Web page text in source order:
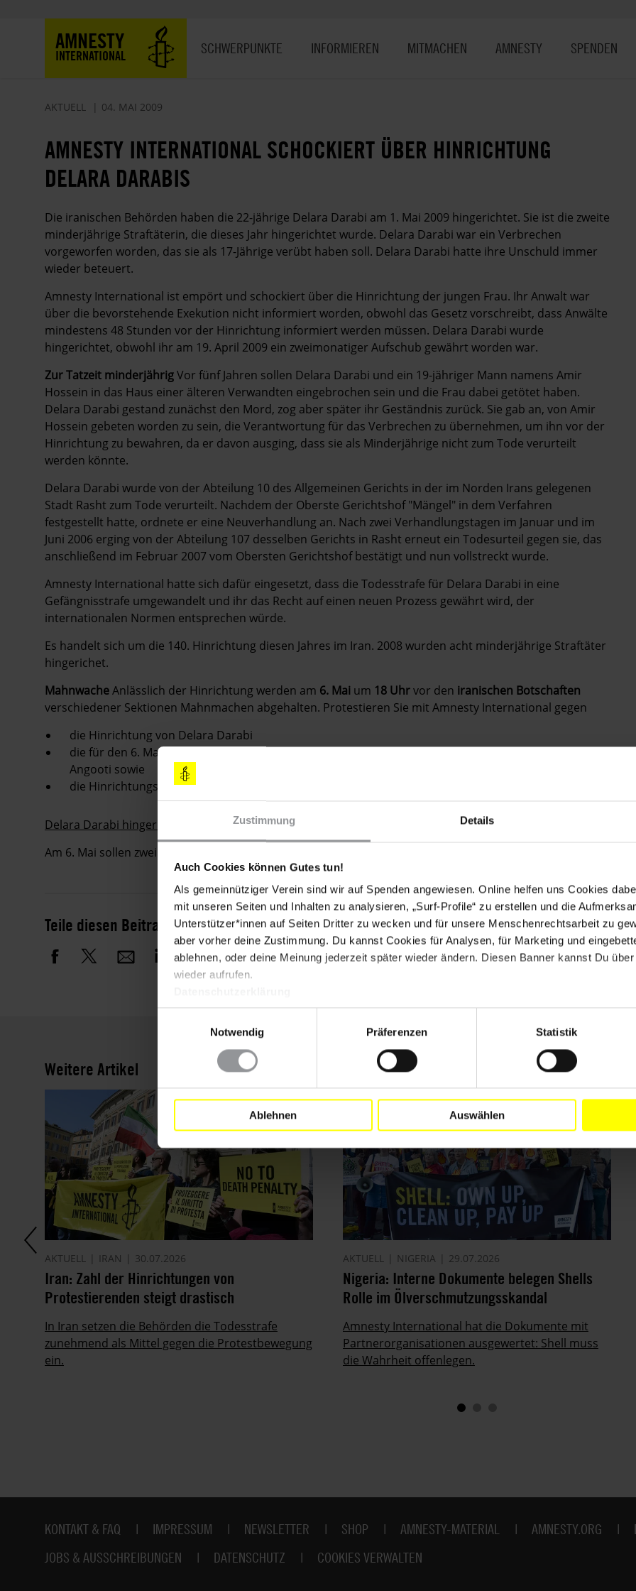
Zustimmung Details
Auch Cookies können Gutes tun!
Als gemeinnütziger Verein sind wir auf Spenden angewiesen. Online helfen uns Cookies
mit unseren Seiten und Inhalten zu analysieren, „Surf-Profile“ zu erstellen und die
Unterstützer*innen auf Seiten Dritter zu wecken und für unsere Menschenrechtsarbeit zu
aber vorher deine Zustimmung. Du kannst Cookies für Analysen, für Marketing und
ablehnen, oder deine Meinung jederzeit später wieder ändern. Diesen Banner kannst Du
wieder aufrufen.
Notwendig
Präferenzen Statistik
Ablehnen Auswählen
AMNESTY
INTERNATIONAL SCHWERPUNKTE INFORMIEREN MITMACHEN AMNESTY SPENDEN
AKTUELL 04. MAI 2009
AMNESTY INTERNATIONAL SCHOCKIERT ÜBER HINRICHTUNG
DELARA DARABIS
Die iranischen Behörden haben die 22-jährige Delara Darabi am 1. Mai 2009 hingerichtet. Sie ist die zweite
minderjährige Straftäterin, die dieses Jahr hingerichtet wurde. Delara Darabi war ein Verbrechen
vorgeworfen worden, das sie als 17-Jährige verübt haben soll. Delara Darabi hatte ihre Unschuld immer
wieder beteuert.
Amnesty International ist empört und schockiert über die Hinrichtung der jungen Frau. Ihr Anwalt war
über die bevorstehende Exekution nicht informiert worden, obwohl das Gesetz vorschreibt, dass Anwälte
mindestens 48 Stunden vor der Hinrichtung informiert werden müssen. Delara Darabi wurde
hingerichtet, obwohl ihr am 19. April 2009 ein zweimonatiger Aufschub gewährt worden war.
Zur Tatzeit minderjährigVor fünf Jahren sollen Delara Darabi und ein 19-jähriger Mann namens Amir
Hossein in das Haus einer älteren Verwandten eingebrochen sein und die Frau dabei getötet haben.
Delara Darabi gestand zunächst den Mord, zog aber später ihr Geständnis zurück. Sie gab an, von Amir
Hossein gebeten worden zu sein, die Verantwortung für das Verbrechen zu übernehmen, um ihn vor der
Hinrichtung zu bewahren, da er davon ausging, dass sie als Minderjährige nicht zum Tode verurteilt
werden könnte.
Delara Darabi wurde von der Abteilung 10 des Allgemeinen Gerichts in der im Norden Irans gelegenen
Stadt Rasht zum Tode verurteilt. Nachdem der Oberste Gerichtshof "Mängel" in dem Verfahren
festgestellt hatte, ordnete er eine Neuverhandlung an. Nach zwei Verhandlungstagen im Januar und im
Juni 2006 erging von der Abteilung 107 desselben Gerichts in Rasht erneut ein Todesurteil gegen sie, das
anschließend im Februar 2007 vom Obersten Gerichtshof bestätigt und nun vollstreckt wurde.
Amnesty International hatte sich dafür eingesetzt, dass die Todesstrafe für Delara Darabi in eine
Gefängnisstrafe umgewandelt und ihr das Recht auf einen neuen Prozess gewährt wird, der
internationalen Normen entsprechen würde.
Es handelt sich um die 140. Hinrichtung diesen Jahres im Iran. 2008 wurden acht minderjährige Straftäter
hingerichet.
MahnwacheAnlässlich der Hinrichtung werden am 6. Mai um 18 Uhrvor den iranischen Botschaften
verschiedener Sektionen Mahnmachen abgehalten. Protestieren Sie mit Amnesty International gegen
die Hinrichtung von Delara Darabi
die für den 6. Mai vorgesehenen Hinrichtungen der minderjährigen Straftäter Amir Khaleqi und Safar
Angooti sowie
die Hinrichtungspraxis im Iran.
Delara Darabi hingerichtet
Am 6. Mai sollen zwei weitere minderjährige Straftäter hingerichtet werden.
Teile diesen Beitrag
Drucken
Weitere Artikel
AKTUELL IRAN 30.07.2026
Iran: Zahl der Hinrichtungen von
Protestierenden steigt drastisch
In Iran setzen die Behörden die Todesstrafe
zunehmend als Mittel gegen die Protestbewegung
ein.
AKTUELL NIGERIA 29.07.2026
Nigeria: Interne Dokumente belegen Shells
Rolle im Ölverschmutzungsskandal
Amnesty International hat die Dokumente mit
Partnerorganisationen ausgewertet: Shell muss
die Wahrheit offenlegen.
Fußbereich
KONTAKT & FAQ IMPRESSUM NEWSLETTER SHOP AMNESTY-MATERIAL AMNESTY.ORG
JOBS & AUSSCHREIBUNGEN
DATENSCHUTZ COOKIES VERWALTEN